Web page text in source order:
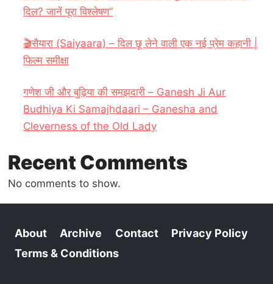
दिल? जानें पूरा विश्लेषण“
🎬सैयारा (Saiyaara) – दिल छू लेने वाली एक नई प्रेम कहानी |
फिल्म समीक्षा
गणेश जी और बुढ़िया की समझदारी – Ganesh Ji Aur
Budhiya Ki Samajhdaari – Ganesha and
Cleverness of the Old Lady
Recent Comments
No comments to show.
About Archive Contact
Privacy Policy
Terms & Conditions